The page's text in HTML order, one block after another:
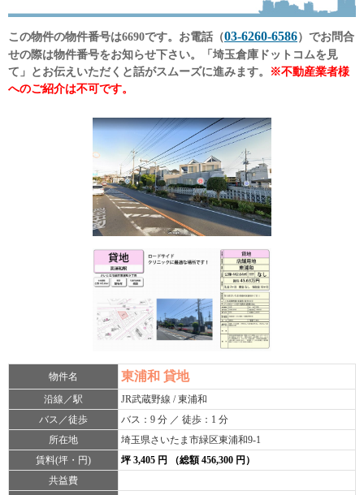
この物件の物件番号は6690です。お電話（03-6260-6586）でお問合
せの際は物件番号をお知らせ下さい。「埼玉倉庫ドットコムを見
て」とお伝えいただくと話がスムーズに進みます。
※不動産業者様
へのご紹介は不可です。
物件名 東浦和 貸地
沿線／駅
JR武蔵野線 / 東浦和
バス／徒歩
バス：9 分 ／ 徒歩：1 分
所在地
埼玉県さいたま市緑区東浦和9-1
賃料(坪・円)
坪 3,405 円 （総額 456,300 円）
共益費